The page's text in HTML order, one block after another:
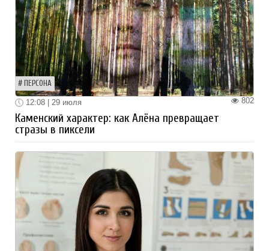
ПЕРСОНА
802
12:08 | 29 июля
Каменский характер: как Алёна превращает
стразы в пиксели